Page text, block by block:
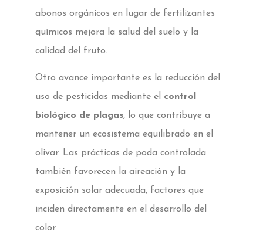
abonos orgánicos en lugar de fertilizantes
químicos mejora la salud del suelo y la
calidad del fruto.
Otro avance importante es la reducción del
uso de pesticidas mediante el control
biológico de plagas, lo que contribuye a
mantener un ecosistema equilibrado en el
olivar. Las prácticas de poda controlada
también favorecen la aireación y la
exposición solar adecuada, factores que
inciden directamente en el desarrollo del
color.